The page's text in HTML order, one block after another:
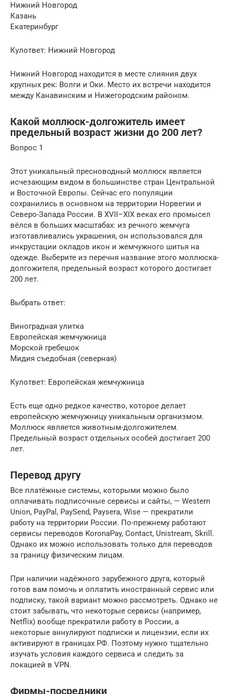
Нижний Новгород
Казань
Екатеринбург
Кулответ: Нижний Новгород
Нижний Новгород находится в месте слияния двух
крупных рек: Волги и Оки. Место их встречи находится
между Канавинским и Нижегородским районом.
Какой моллюск-долгожитель имеет
предельный возраст жизни до 200 лет?
Вопрос 1
Этот уникальный пресноводный моллюск является
исчезающим видом в большинстве стран Центральной
и Восточной Европы. Сейчас его популяции
сохранились в основном на территории Норвегии и
Северо-Запада России. В XVII–XIX веках его промысел
вёлся в больших масштабах: из речного жемчуга
изготавливались украшения, он использовался для
инкрустации окладов икон и жемчужного шитья на
одежде. Выберите из перечня название этого моллюска-
долгожителя, предельный возраст которого достигает
200 лет.
Выбрать ответ:
Виноградная улитка
Европейская жемчужница
Морской гребешок
Мидия съедобная (северная)
Кулответ: Европейская жемчужница
Есть еще одно редкое качество, которое делает
европейскую жемчужницу уникальным организмом.
Моллюск является животным-долгожителем.
Предельный возраст отдельных особей достигает 200
лет.
Перевод другу
Все платёжные системы, которыми можно было
оплачивать подписочные сервисы и сайты, — Western
Union, PayPal, PaySend, Paysera, Wise — прекратили
работу на территории России. По-прежнему работают
сервисы переводов KoronaPay, Contact, Unistream, Skrill.
Однако их можно использовать только для переводов
за границу физическим лицам.
При наличии надёжного зарубежного друга, который
готов вам помочь и оплатить иностранный сервис или
подписку, такой вариант можно рассмотреть. Однако не
стоит забывать, что некоторые сервисы (например,
Netflix) вообще прекратили работу в России, а
некоторые аннулируют подписки и лицензии, если их
активируют в границах РФ. Поэтому нужно тщательно
изучать условия каждого сервиса и следить за
локацией в VPN.
Фирмы-посредники